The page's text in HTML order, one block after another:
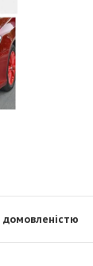
домовленістю